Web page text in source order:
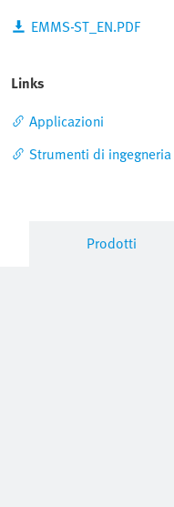
EMMS-ST_EN.PDF
Links
Applicazioni
Strumenti di ingegneria
Prodotti